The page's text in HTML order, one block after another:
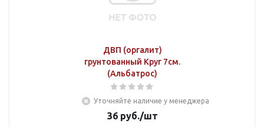
ДВП (оргалит)
грунтованный Круг 7см.
(Альбатрос)
Уточняйте наличие у менеджера
36руб./шт